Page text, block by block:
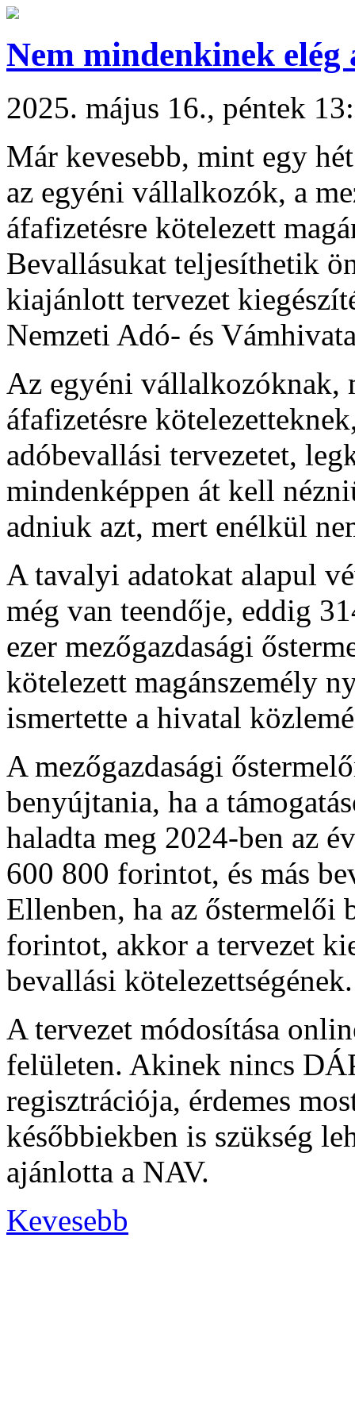
Nem mindenkinek
2025. május 16., péntek
Már kevesebb, mint egy
az egyéni vállalkozók, a
áfafizetésre kötelezett
Bevallásukat teljesíthetik
kiajánlott tervezet
Nemzeti Adó- és
Az egyéni vállalkozóknak,
áfafizetésre
adóbevallási tervezetet,
mindenképpen át kell
adniuk azt, mert enélkül
A tavalyi adatokat alapul
még van teendője, eddig
ezer mezőgazdasági
kötelezett magánszemély
ismertette a hivatal
A mezőgazdasági
benyújtania, ha a
haladta meg 2024-ben az
600 800 forintot, és más
Ellenben, ha az őstermelői
forintot, akkor a tervezet
bevallási kötelezettségének.
A tervezet módosítása
felületen. Akinek nincs
regisztrációja, érdemes
későbbiekben is szükség
ajánlotta a NAV.
Kevesebb